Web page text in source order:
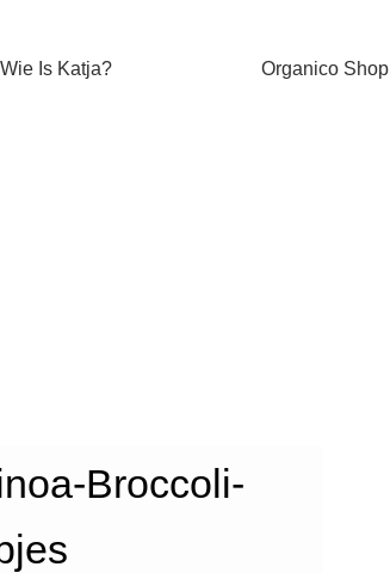
Wie Is Katja? Organico Shop
Broccoli-